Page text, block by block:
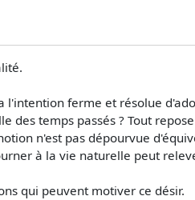
l'intention ferme et résolue
des temps passés ? Tout
n'est pas dépourvue
à la vie naturelle peut
qui peuvent motiver ce désir.